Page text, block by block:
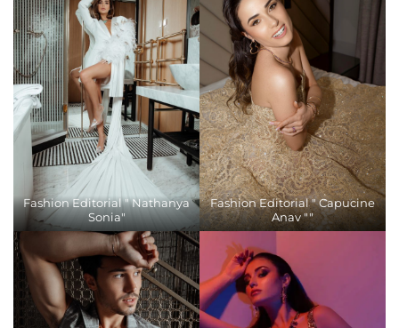
Fashion Editorial " Nathanya
Sonia"
Fashion Editorial " Capucine
Anav ""